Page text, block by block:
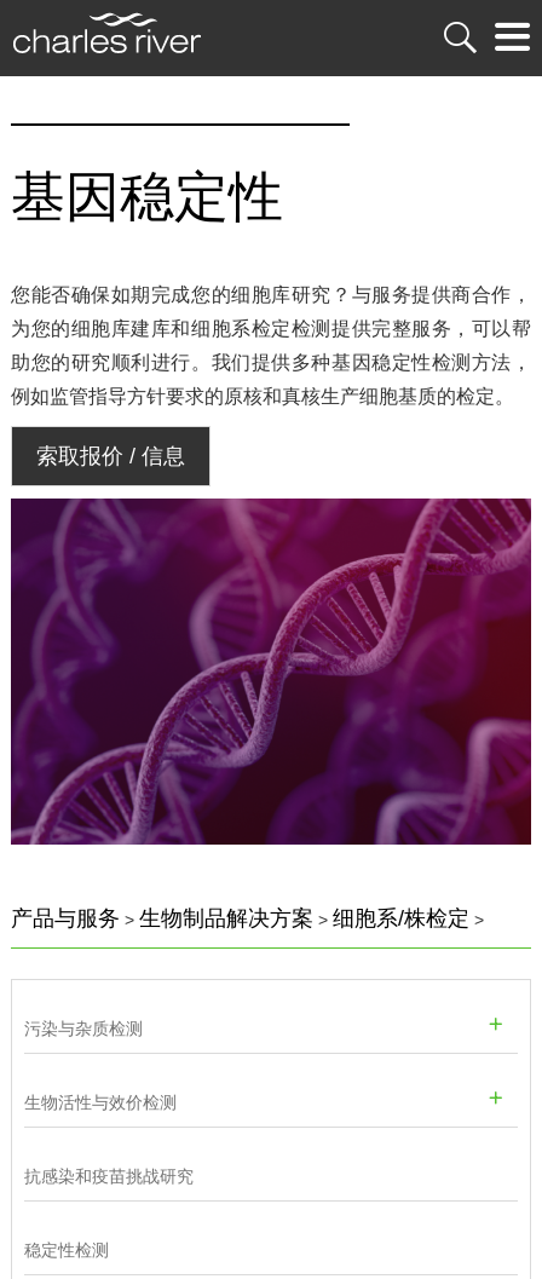
基因稳定性
您能否确保如期完成您的细胞库研究？与服务提供商合作，
为您的细胞库建库和细胞系检定检测提供完整服务，可以帮
助您的研究顺利进行。我们提供多种基因稳定性检测方法，
例如监管指导方针要求的原核和真核生产细胞基质的检定。
索取报价 / 信息
产品与服务 > 生物制品解决方案 > 细胞系/株检定 >
污染与杂质检测
生物活性与效价检测
抗感染和疫苗挑战研究
稳定性检测